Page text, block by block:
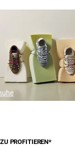
PROFITIEREN*